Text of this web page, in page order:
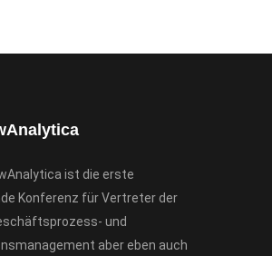
ist die erste
Konferenz für Vertreter der
und
aber eben auch